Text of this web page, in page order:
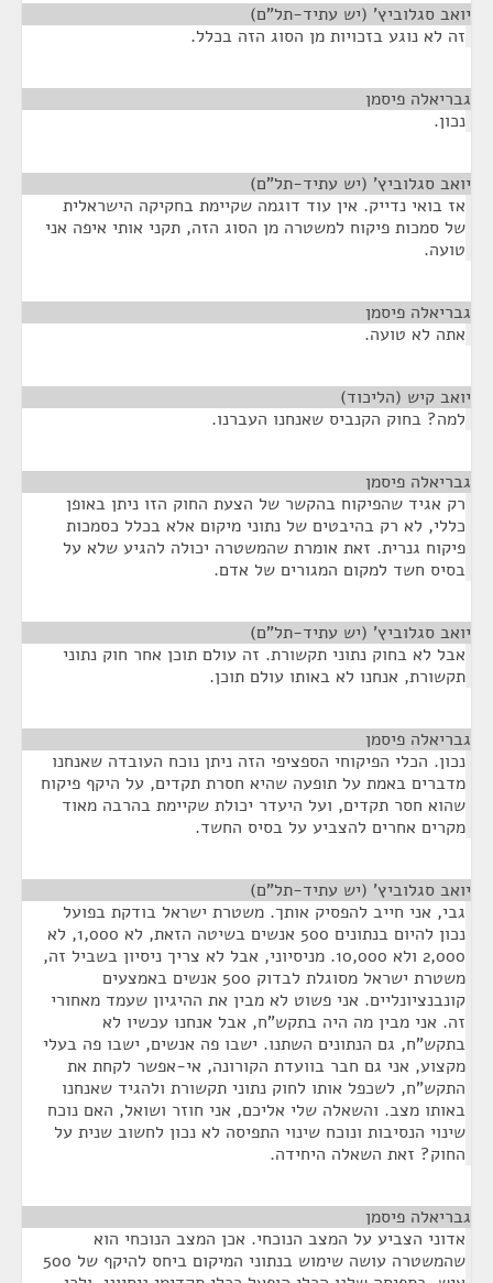
יואב סגלוביץ' (יש עתיד-תל"ם)
זה לא נוגע בזכויות מן הסוג הזה בכלל.
גבריאלה פיסמן
נכון.
יואב סגלוביץ' (יש עתיד-תל"ם)
אז בואי נדייק. אין עוד דוגמה שקיימת בחקיקה הישראלית
של סמכות פיקוח למשטרה מן הסוג הזה, תקני אותי איפה אני
טועה.
גבריאלה פיסמן
אתה לא טועה.
יואב קיש (הליכוד)
למה? בחוק הקנביס שאנחנו העברנו.
גבריאלה פיסמן
רק אגיד שהפיקוח בהקשר של הצעת החוק הזו ניתן באופן
כללי, לא רק בהיבטים של נתוני מיקום אלא בכלל כסמכות
פיקוח גנרית. זאת אומרת שהמשטרה יכולה להגיע שלא על
בסיס חשד למקום המגורים של אדם.
יואב סגלוביץ' (יש עתיד-תל"ם)
אבל לא בחוק נתוני תקשורת. זה עולם תוכן אחר חוק נתוני
תקשורת, אנחנו לא באותו עולם תוכן.
גבריאלה פיסמן
נכון. הכלי הפיקוחי הספציפי הזה ניתן נוכח העובדה שאנחנו
מדברים באמת על תופעה שהיא חסרת תקדים, על היקף פיקוח
שהוא חסר תקדים, ועל היעדר יכולת שקיימת בהרבה מאוד
מקרים אחרים להצביע על בסיס החשד.
יואב סגלוביץ' (יש עתיד-תל"ם)
גבי, אני חייב להפסיק אותך. משטרת ישראל בודקת בפועל
נכון להיום בנתונים 500 אנשים בשיטה הזאת, לא 1,000, לא
2,000 ולא 10,000. מניסיוני, אבל לא צריך ניסיון בשביל זה,
משטרת ישראל מסוגלת לבדוק 500 אנשים באמצעים
קונבנציונליים. אני פשוט לא מבין את ההיגיון שעמד מאחורי
זה. אני מבין מה היה בתקש"ח, אבל אנחנו עכשיו לא
בתקש"ח, גם הנתונים השתנו. ישבו פה אנשים, ישבו פה בעלי
מקצוע, אני גם חבר בוועדת הקורונה, אי-אפשר לקחת את
התקש"ח, לשכפל אותו לחוק נתוני תקשורת ולהגיד שאנחנו
באותו מצב. והשאלה שלי אליכם, אני חוזר ושואל, האם נוכח
שינוי הנסיבות ונוכח שינוי התפיסה לא נכון לחשוב שנית על
החוק? זאת השאלה היחידה.
גבריאלה פיסמן
אדוני הצביע על המצב הנוכחי. אכן המצב הנוכחי הוא
שהמשטרה עושה שימוש בנתוני המיקום ביחס להיקף של 500